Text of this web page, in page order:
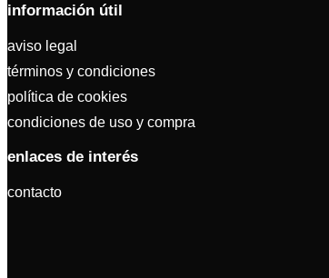
información útil
aviso legal
términos y condiciones
política de cookies
condiciones de uso y compra
enlaces de interés
contacto